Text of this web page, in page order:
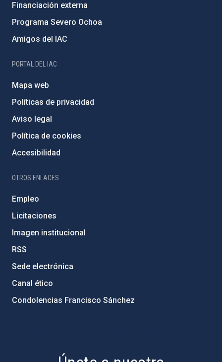
Financiación externa
Programa Severo Ochoa
Amigos del IAC
PORTAL DEL IAC
Mapa web
Políticas de privacidad
Aviso legal
Política de cookies
Accesibilidad
OTROS ENLACES
Empleo
Licitaciones
Imagen institucional
RSS
Sede electrónica
Canal ético
Condolencias Francisco Sánchez